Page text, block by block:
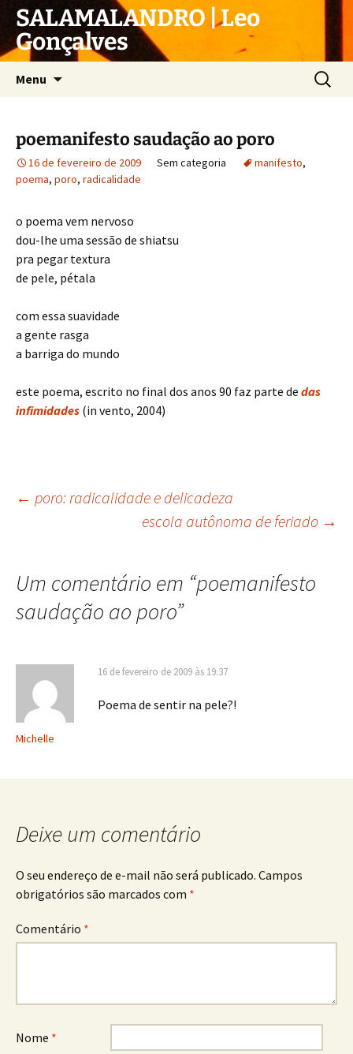
Pular
para
o
conteúdo
SALAMALANDRO | Leo
Gonçalves
Menu
por:
poemanifesto saudação ao poro
16 de fevereiro de 2009 Sem categoria manifesto,
poema, poro, radicalidade
o poema vem nervoso
dou-lhe uma sessão de shiatsu
pra pegar textura
de pele, pétala
com essa suavidade
a gente rasga
a barriga do mundo
este poema, escrito no final dos anos 90 faz parte de das
infimidades (in vento, 2004)
Navegação
posts
← poro: radicalidade e delicadeza
escola autônoma de feriado →
Um comentário em “poemanifesto
saudação ao poro”
Michelle
16 de fevereiro de 2009 às 19:37
Poema de sentir na pele?!
Deixe um comentário
O seu endereço de e-mail não será publicado. Campos
obrigatórios são marcados com *
Comentário *
Nome *